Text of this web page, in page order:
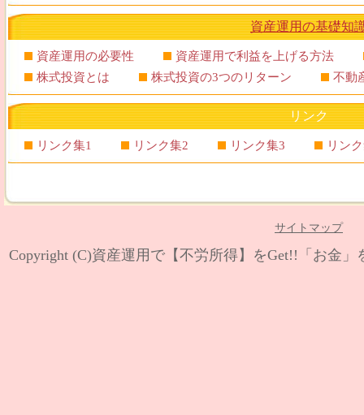
資産運用の基礎知
資産運用の必要性
資産運用で利益を上げる方法
株式投資とは
株式投資の3つのリターン 不動
リンク
リンク集1 リンク集2 リンク集3 リン
サイトマップ
Copyright (C)資産運用で【不労所得】をGet!!「お金」